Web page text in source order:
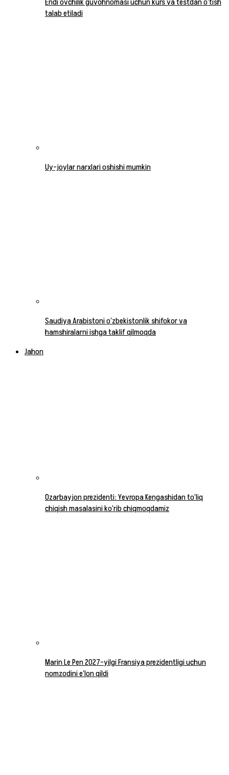
Endi ovchilik guvohnomasi uchun kurs va testdan o‘tish
talab etiladi
Uy-joylar narxlari oshishi mumkin
Saudiya Arabistoni o‘zbekistonlik shifokor va
hamshiralarni ishga taklif qilmoqda
Jahon
Ozarbayjon prezidenti: Yevropa Kengashidan to‘liq
chiqish masalasini ko‘rib chiqmoqdamiz
Marin Le Pen 2027-yilgi Fransiya prezidentligi uchun
nomzodini e’lon qildi